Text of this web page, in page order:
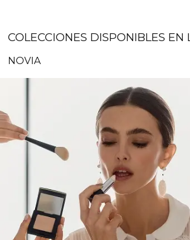
COLECCIONES DISPONIBLES EN
NOVIA